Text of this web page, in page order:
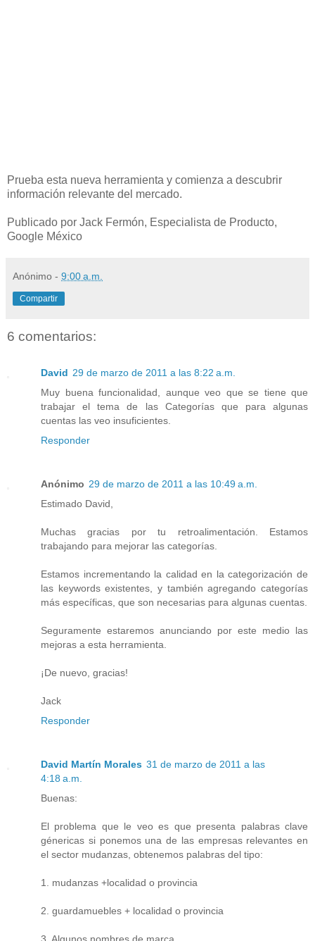
Prueba esta nueva herramienta y comienza a descubrir
información relevante del mercado.
Publicado por Jack Fermón, Especialista de Producto,
Google México
Anónimo - 9:00 a.m.
Compartir
6 comentarios:
David 29 de marzo de 2011 a las 8:22 a.m.
Muy buena funcionalidad, aunque veo que se tiene que
trabajar el tema de las Categorías que para algunas
cuentas las veo insuficientes.
Responder
Anónimo 29 de marzo de 2011 a las 10:49 a.m.
Estimado David,
Muchas gracias por tu retroalimentación. Estamos
trabajando para mejorar las categorías.
Estamos incrementando la calidad en la categorización de
las keywords existentes, y también agregando categorías
más específicas, que son necesarias para algunas cuentas.
Seguramente estaremos anunciando por este medio las
mejoras a esta herramienta.
¡De nuevo, gracias!
Jack
Responder
David Martín Morales 31 de marzo de 2011 a las
4:18 a.m.
Buenas:
El problema que le veo es que presenta palabras clave
génericas si ponemos una de las empresas relevantes en
el sector mudanzas, obtenemos palabras del tipo:
1. mudanzas +localidad o provincia
2. guardamuebles + localidad o provincia